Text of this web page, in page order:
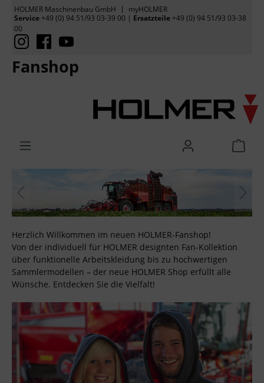
HOLMER Maschinenbau GmbH
myHOLMER
Service +49 (0) 94 51/93 03-39 00 | Ersatzteile +49 (0) 94 51/93 03-38
00
Fanshop
Herzlich Willkommen im neuen HOLMER-Fanshop!
Von der individuell für HOLMER designten Fan-Kollektion
über funktionelle Arbeitskleidung bis zu hochwertigen
Sammlermodellen – der neue HOLMER Shop erfüllt alle
Wünsche. Entdecken Sie die Vielfalt!